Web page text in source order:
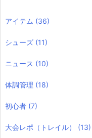
アイテム (36)
シューズ (11)
ニュース (10)
体調管理 (18)
初心者 (7)
大会レポ（トレイル） (13)